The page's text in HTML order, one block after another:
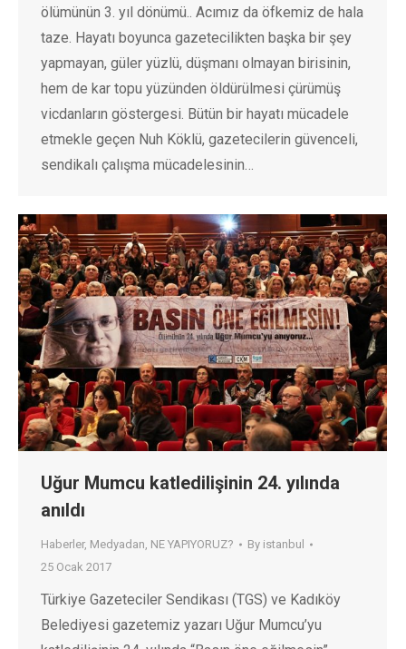
ölümünün 3. yıl dönümü.. Acımız da öfkemiz de hala
taze. Hayatı boyunca gazetecilikten başka bir şey
yapmayan, güler yüzlü, düşmanı olmayan birisinin,
hem de kar topu yüzünden öldürülmesi çürümüş
vicdanların göstergesi. Bütün bir hayatı mücadele
etmekle geçen Nuh Köklü, gazetecilerin güvenceli,
sendikalı çalışma mücadelesinin…
Uğur Mumcu katledilişinin 24. yılında
anıldı
Haberler, Medyadan, NE YAPIYORUZ? By istanbul
25 Ocak 2017
Türkiye Gazeteciler Sendikası (TGS) ve Kadıköy
Belediyesi gazetemiz yazarı Uğur Mumcu’yu